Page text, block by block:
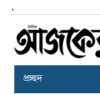
,
প্রচ্ছদ